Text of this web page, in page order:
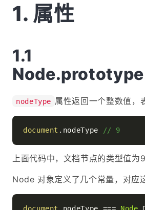
属性
nodeType 属性返回一个整数值，
document . nodeType // 9
上面代码中，文档节点的类型值为9
Node 对象定义了几个常量，对应